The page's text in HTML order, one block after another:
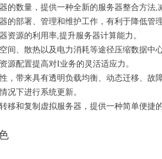
的数量，提供一种全新的服务器整合方法,
的部署、管理和维护工作，有利于降低管理
资源的利用率,提升服务器计算能力。
间、散热以及电力消耗等途径压缩数据中心
源配置提高对I业务的灵活适应力。
，带来具有透明负载均衡、动态迁移、故
况下进行系统更新。
移和复制虚拟服务器，提供一种简单便捷